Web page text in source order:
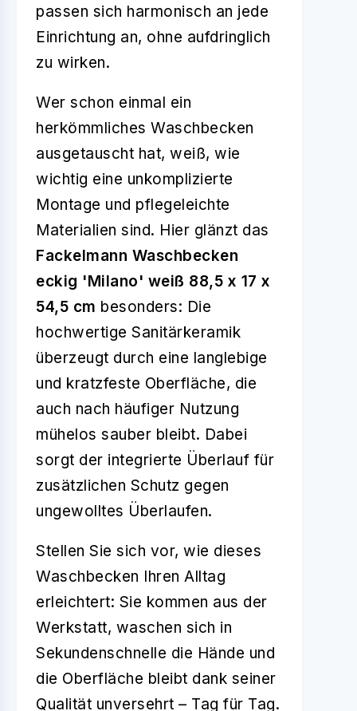
passen sich harmonisch an jede
Einrichtung an, ohne aufdringlich
zu wirken.
Wer schon einmal ein
herkömmliches Waschbecken
ausgetauscht hat, weiß, wie
wichtig eine unkomplizierte
Montage und pflegeleichte
Materialien sind. Hier glänzt das
Fackelmann Waschbecken
eckig 'Milano' weiß 88,5 x 17 x
54,5 cm besonders: Die
hochwertige Sanitärkeramik
überzeugt durch eine langlebige
und kratzfeste Oberfläche, die
auch nach häufiger Nutzung
mühelos sauber bleibt. Dabei
sorgt der integrierte Überlauf für
zusätzlichen Schutz gegen
ungewolltes Überlaufen.
Stellen Sie sich vor, wie dieses
Waschbecken Ihren Alltag
erleichtert: Sie kommen aus der
Werkstatt, waschen sich in
Sekundenschnelle die Hände und
die Oberfläche bleibt dank seiner
Qualität unversehrt – Tag für Tag.